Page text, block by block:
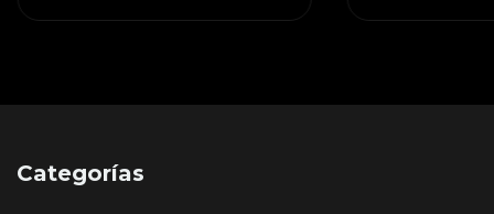
Categorías